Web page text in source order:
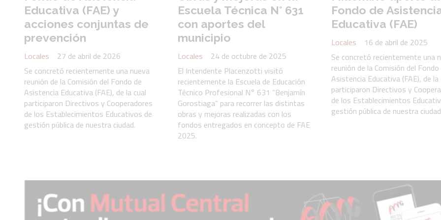
Educativa (FAE) y
acciones conjuntas de
prevención
Locales
27 de abril de 2026
Se concretó recientemente una nueva
reunión de la Comisión del Fondo de
Asistencia Educativa (FAE), de la cual
participaron Directivos y Cooperadores
de los Establecimientos Educativos de
gestión pública de nuestra ciudad.
Escuela Técnica N° 631
con aportes del
municipio
Locales
24 de octubre de 2025
El Intendente Placenzotti visitó
recientemente la Escuela de Educación
Técnico Profesional N° 631 “Benjamín
Gorostiaga” para recorrer las distintas
obras y mejoras realizadas con los
fondos entregados en concepto de FAE
2025.
Fondo de
Educativa (FAE)
Locales
16 de abril de 2025
Se concretó recientemente una
reunión de la Comisión del
Asistencia Educativa (FAE), de la
participaron Directivos y
de los Establecimientos
gestión pública de nuestra